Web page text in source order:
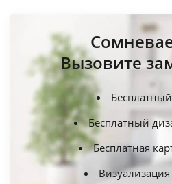
Вызовите
Бесплатный
Бесплатная